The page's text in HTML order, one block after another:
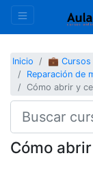
Inicio 💼 Cursos
Reparación de
Cómo abrir y
Cómo